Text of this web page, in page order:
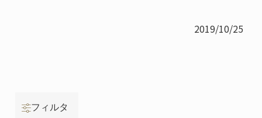
2019/10/25
フィルタ